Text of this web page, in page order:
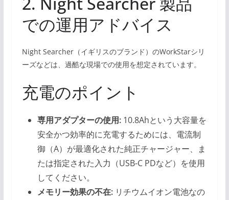
での運用アドバイス
Night Searcher（イギリスのブランド）のWorkStarシリ
ーズなどは、過酷な現場での使用を想定されています。
充電のポイント
専用アダプターの使用:10.8Ahという大容量を
安全かつ効率的に充電するためには、電流制
御（A）が最適化された純正チャージャー、ま
たは指定された入力（USB-C PDなど）を使用
してください。
メモリー効果の不在:リチウムイオン電池なの